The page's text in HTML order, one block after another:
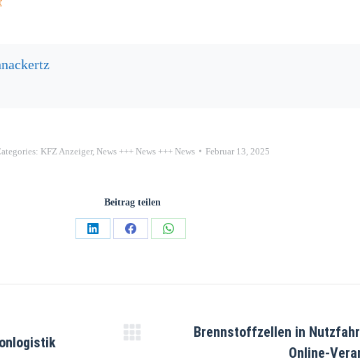
KFZ Anzeiger, News +++ News +++ News Februar 13, 2025
Beitrag teilen
Brennstoffzellen in
Online-